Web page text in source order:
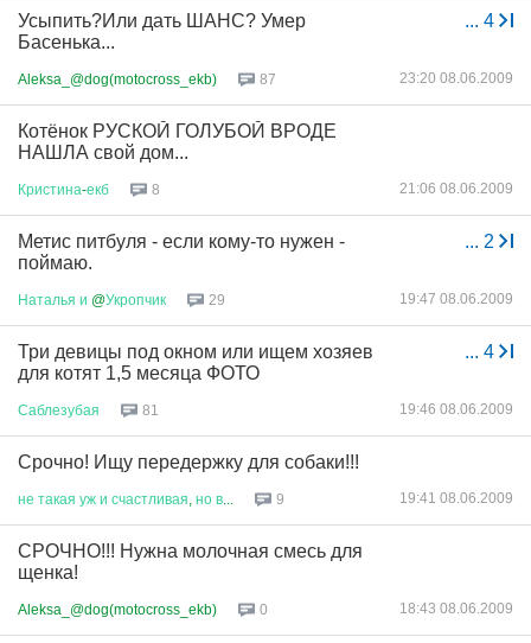
... 4
Усыпить?Или дать ШАНС? Умер
Басенька...
Aleksa_@dog(motocross_ekb) 87 23:20 08.06.2009
Котёнок РУСКОЙ ГОЛУБОЙ ВРОДЕ
НАШЛА свой дом...
Кристина-екб 8 21:06 08.06.2009
... 2
Метис питбуля - если кому-то нужен -
поймаю.
Наталья и @Укропчик 29 19:47 08.06.2009
... 4
Три девицы под окном или ищем хозяев
для котят 1,5 месяца ФОТО
Саблезубая 81 19:46 08.06.2009
Срочно! Ищу передержку для собаки!!!
не такая уж и счастливая но в 9 19:41 08.06.2009
СРОЧНО!!! Нужна молочная смесь для
щенка!
Aleksa_@dog(motocross_ekb) 0 18:43 08.06.2009